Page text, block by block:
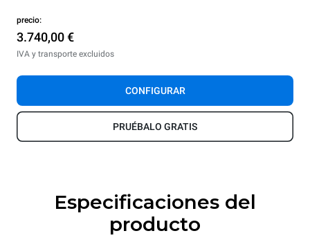
precio:
3.740,00 €
IVA y transporte excluidos
CONFIGURAR
PRUÉBALO GRATIS
Especificaciones del
producto